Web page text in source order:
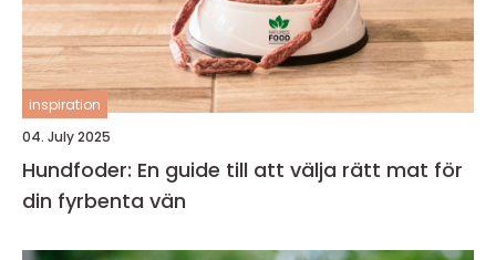
inspiration
04. July 2025
Hundfoder: En guide till att välja rätt mat för
din fyrbenta vän